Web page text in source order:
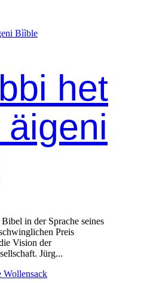
het
in der Sprache seines
Preis
Vision der
Jürg...
Wollensack